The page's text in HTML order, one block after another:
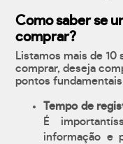
Como saber se
comprar?
Listamos mais de
comprar, deseja
pontos
Tempo de
É
informação e